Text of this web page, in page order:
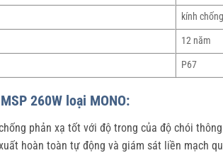
kính
12 năm
P67
260W loại MONO:
phản xạ tốt với độ trong của độ chói
hoàn toàn tự động và giám sát liền mạch